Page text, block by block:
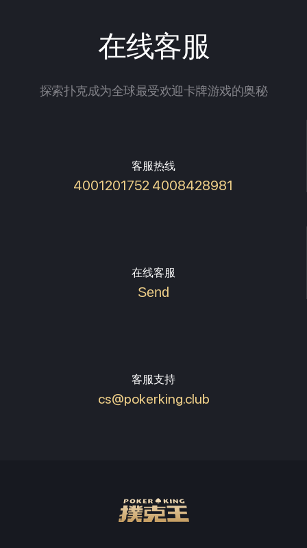
在线客服
探索扑克成为全球最受欢迎卡牌游戏的奥秘
客服热线
4001201752 4008428981
在线客服
Send
客服支持
cs@pokerking.club